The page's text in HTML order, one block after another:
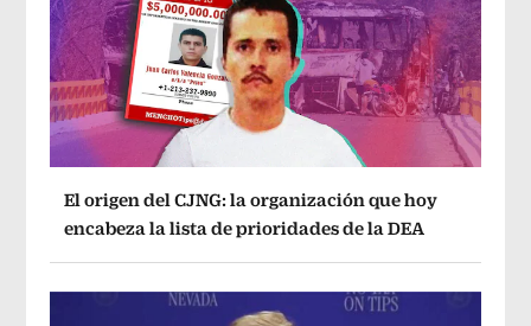
El origen del CJNG: la organización que hoy
encabeza la lista de prioridades de la DEA